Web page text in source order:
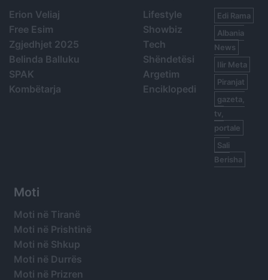
Erion Veliaj
Free Esim
Zgjedhjet 2025
Belinda Balluku
SPAK
Kombëtarja
Lifestyle
Showbiz
Tech
Shëndetësi
Argetim
Enciklopedi
Edi Rama
Albania
News
Ilir Meta
Piranjat
gazeta,
tv,
portale
Sali
Berisha
Moti
Moti në Tiranë
Moti në Prishtinë
Moti në Shkup
Moti në Durrës
Moti në Prizren